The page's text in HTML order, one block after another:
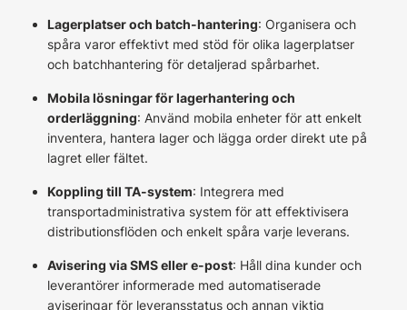
Lagerplatser och batch-hantering: Organisera och
spåra varor effektivt med stöd för olika lagerplatser
och batchhantering för detaljerad spårbarhet.
Mobila lösningar för lagerhantering och
orderläggning: Använd mobila enheter för att enkelt
inventera, hantera lager och lägga order direkt ute på
lagret eller fältet.
Koppling till TA-system: Integrera med
transportadministrativa system för att effektivisera
distributionsflöden och enkelt spåra varje leverans.
Avisering via SMS eller e-post: Håll dina kunder och
leverantörer informerade med automatiserade
aviseringar för leveransstatus och annan viktig